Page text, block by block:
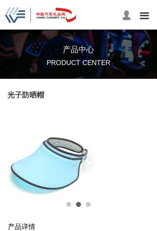
끀
넙
产品中心
PRODUCT CENTER
光子防晒帽
产品详情